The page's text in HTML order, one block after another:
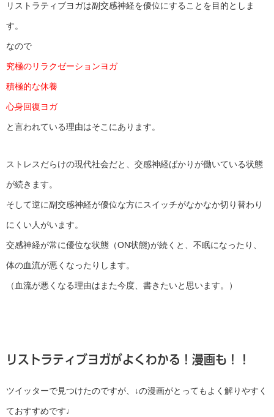
リストラティブヨガは副交感神経を優位にすることを目的としま
す。
なので
究極のリラクゼーションヨガ
積極的な休養
心身回復ヨガ
と言われている理由はそこにあります。
ストレスだらけの現代社会だと、交感神経ばかりが働いている状態
が続きます。
そして逆に副交感神経が優位な方にスイッチがなかなか切り替わり
にくい人がいます。
交感神経が常に優位な状態（ON状態)が続くと、不眠になったり、
体の血流が悪くなったりします。
（血流が悪くなる理由はまた今度、書きたいと思います。）
リストラティブヨガがよくわかる！漫画も！！
ツイッターで見つけたのですが、↓の漫画がとってもよく解りやすく
ておすすめです♩